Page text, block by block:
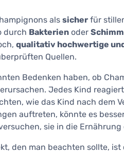
als sicher für
durch Bakterien oder
qualitativ hochwertige
Quellen.
Bedenken haben, ob
Jedes Kind
wie das Kind nach dem
auftreten, könnte es
sie in die Ernährung
den man beachten sollte,